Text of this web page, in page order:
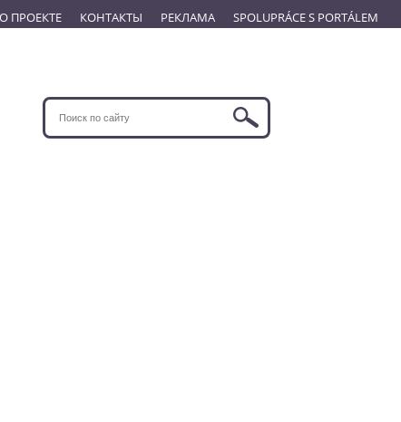
О ПРОЕКТЕ КОНТАКТЫ РЕКЛАМА SPOLUPRÁCE S PORTÁLEM